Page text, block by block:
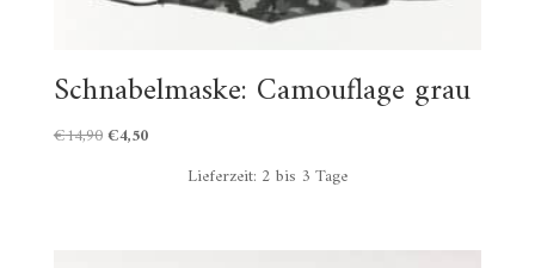
Schnabelmaske: Camouflage grau
€14,90Ursprünglicher
€4,50Aktueller
Lieferzeit: 2 bis 3 Tage